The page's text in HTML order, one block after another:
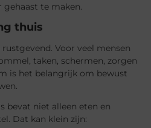
te maken.
thuis
Voor veel mensen
taken, schermen, zorgen
is het belangrijk om bewust
bevat niet alleen eten en
Dat kan klein zijn: